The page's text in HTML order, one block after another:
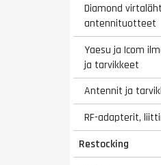
Diamond
antennituotteet
Yaesu ja Icom
ja tarvikkeet
Antennit ja
RF-adapterit,
Restocking